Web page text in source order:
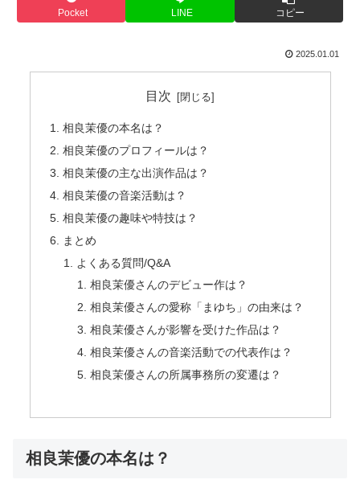
Pocket LINE コピー
2025.01.01
目次
相良茉優の本名は？
相良茉優のプロフィールは？
相良茉優の主な出演作品は？
相良茉優の音楽活動は？
相良茉優の趣味や特技は？
まとめ
よくある質問/Q&A
相良茉優さんのデビュー作は？
相良茉優さんの愛称「まゆち」の由来は？
相良茉優さんが影響を受けた作品は？
相良茉優さんの音楽活動での代表作は？
相良茉優さんの所属事務所の変遷は？
相良茉優の本名は？